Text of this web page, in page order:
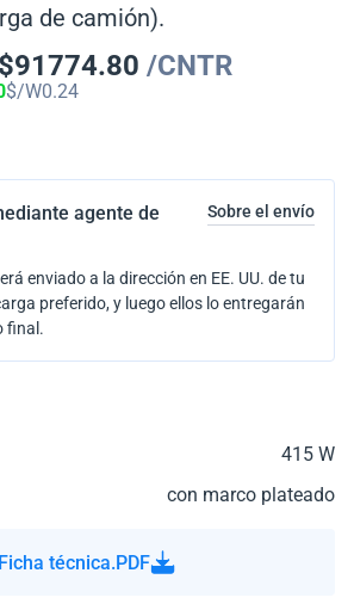
de camión).
$91774.80 /CNTR
$/W0.24
agente de
Sobre el envío
enviado a la dirección en EE. UU. de tu
preferido, y luego ellos lo entregarán
final.
415 W
con marco plateado
Ficha técnica.PDF